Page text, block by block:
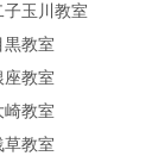
子玉川教室
黒教室
座教室
崎教室
草教室